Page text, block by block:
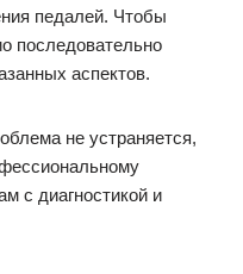
педалей. Чтобы
последовательно
аспектов.
не устраняется,
с диагностикой и